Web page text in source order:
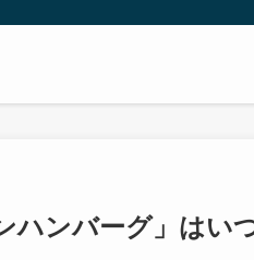
ハンバーグ」はい